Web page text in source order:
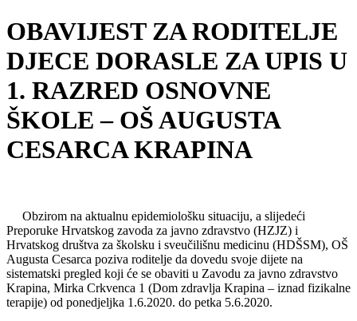
OBAVIJEST ZA RODITELJE
DJECE DORASLE ZA UPIS U
1. RAZRED OSNOVNE
ŠKOLE – OŠ AUGUSTA
CESARCA KRAPINA
Obzirom na aktualnu epidemiološku situaciju, a slijedeći
Preporuke Hrvatskog zavoda za javno zdravstvo (HZJZ) i
Hrvatskog društva za školsku i sveučilišnu medicinu (HDŠSM), OŠ
Augusta Cesarca poziva roditelje da dovedu svoje dijete na
sistematski pregled koji će se obaviti u Zavodu za javno zdravstvo
Krapina, Mirka Crkvenca 1 (Dom zdravlja Krapina – iznad fizikalne
terapije) od ponedjeljka 1.6.2020. do petka 5.6.2020.